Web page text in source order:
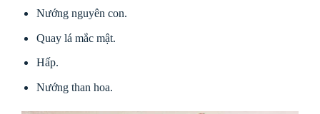
Nướng nguyên con.
Quay lá mắc mật.
Hấp.
Nướng than hoa.